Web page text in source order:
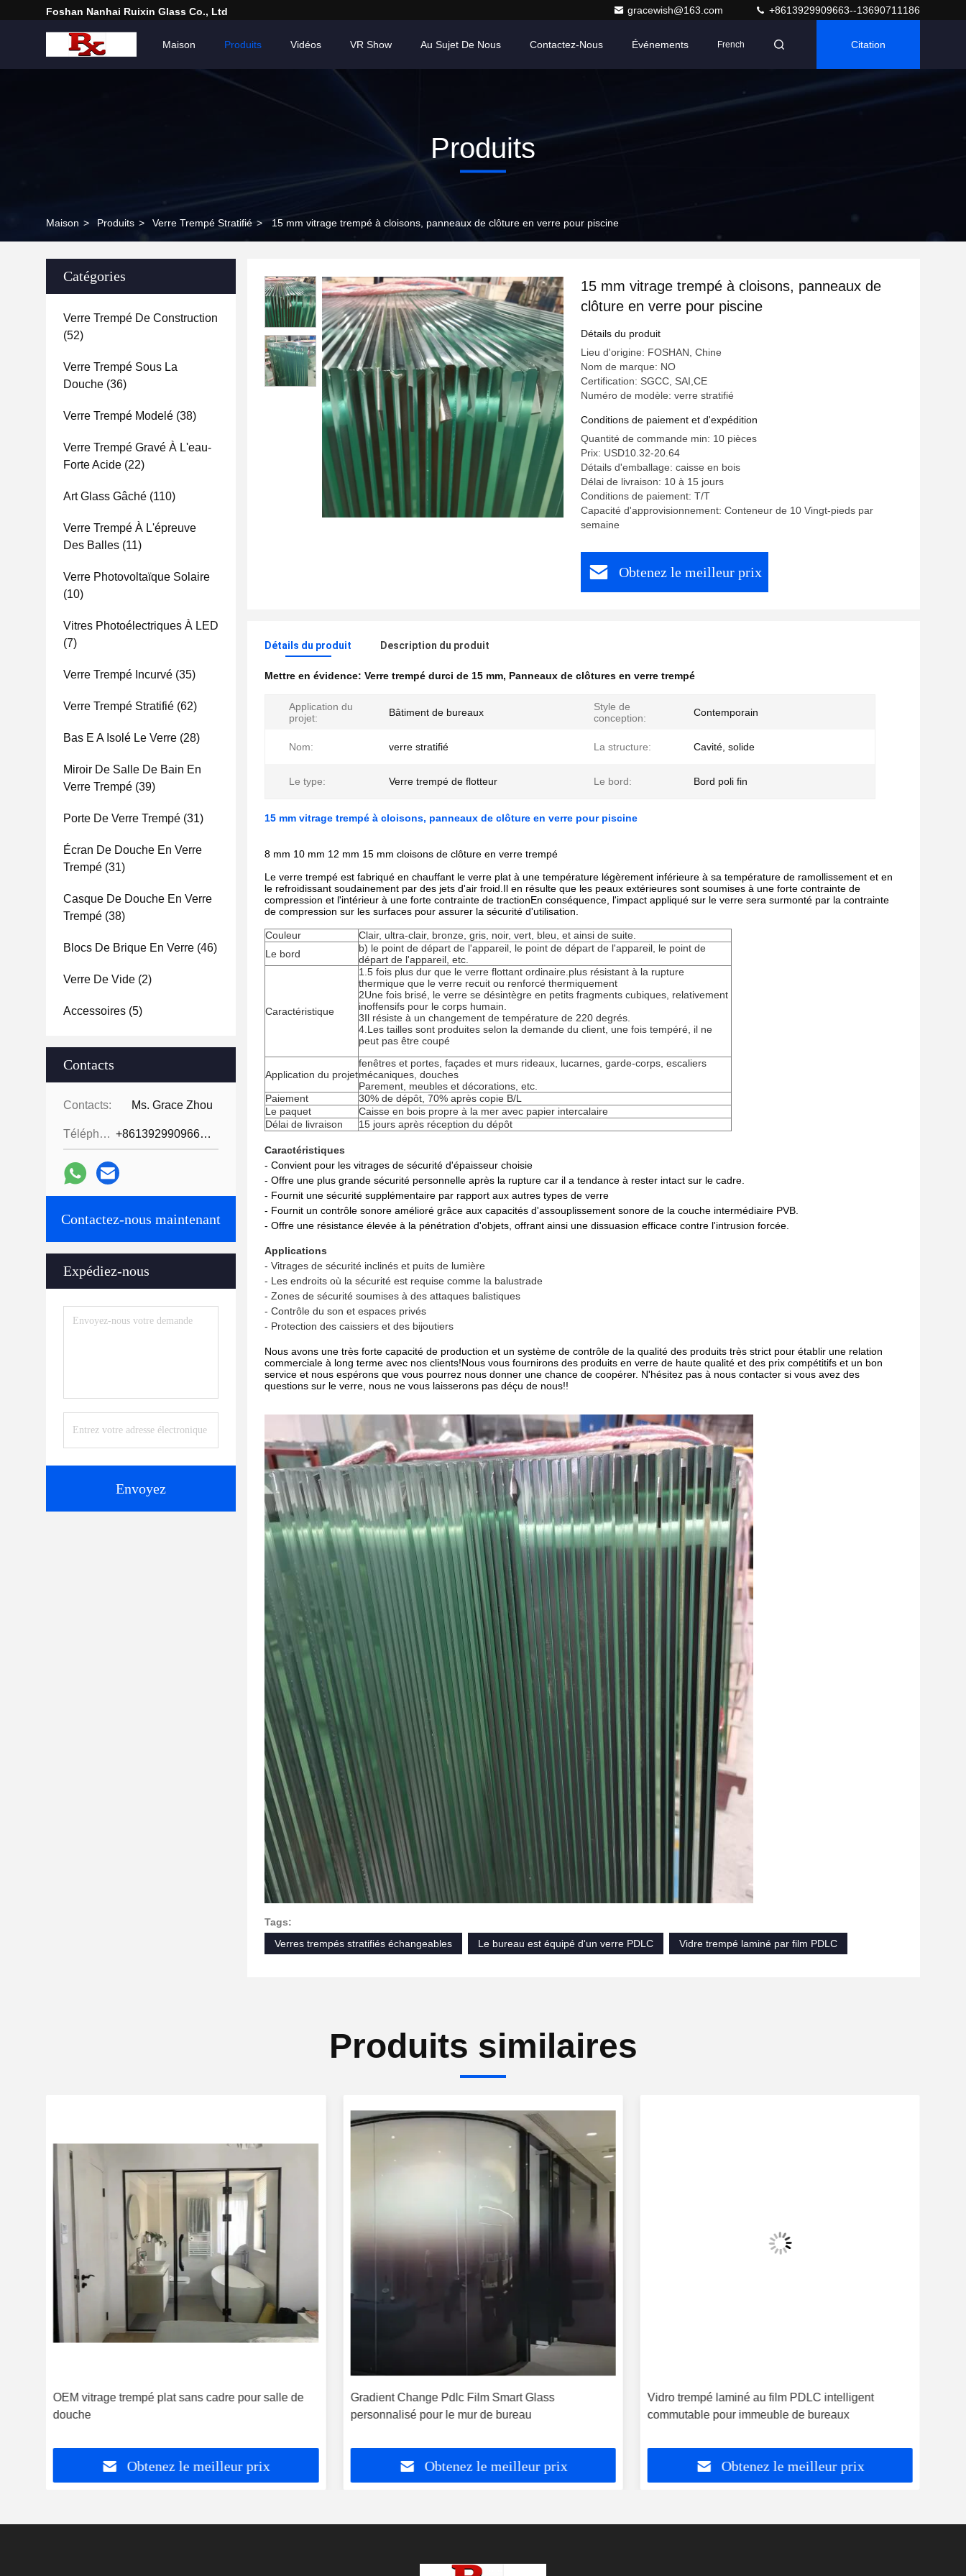
Foshan Nanhai Ruixin Glass Co., Ltd gracewish@163.com +8613929909663--13690711186
Maison Produits Vidéos VR Show Au Sujet De Nous Contactez-Nous Événements French Citation
Produits
Maison > Produits > Verre Trempé Stratifié > 15 mm vitrage trempé à cloisons, panneaux de clôture en verre pour piscine
Catégories
Verre Trempé De Construction
(52)
Verre Trempé Sous La
Douche (36)
Verre Trempé Modelé (38)
Verre Trempé Gravé À L'eau-
Forte Acide (22)
Art Glass Gâché (110)
Verre Trempé À L'épreuve
Des Balles (11)
Verre Photovoltaïque Solaire
(10)
Vitres Photoélectriques À LED
(7)
Verre Trempé Incurvé (35)
Verre Trempé Stratifié (62)
Bas E A Isolé Le Verre (28)
Miroir De Salle De Bain En
Verre Trempé (39)
Porte De Verre Trempé (31)
Écran De Douche En Verre
Trempé (31)
Casque De Douche En Verre
Trempé (38)
Blocs De Brique En Verre (46)
Verre De Vide (2)
Accessoires (5)
Contacts
Contacts: Ms. Grace Zhou
Téléphone: +8613929909663--13690711186
Contactez-nous maintenant
Expédiez-nous
Envoyez
15 mm vitrage trempé à cloisons, panneaux de
clôture en verre pour piscine
Détails du produit
Lieu d'origine: FOSHAN, Chine
Nom de marque: NO
Certification: SGCC, SAI,CE
Numéro de modèle: verre stratifié
Conditions de paiement et d'expédition
Quantité de commande min: 10 pièces
Prix: USD10.32-20.64
Détails d'emballage: caisse en bois
Délai de livraison: 10 à 15 jours
Conditions de paiement: T/T
Capacité d'approvisionnement: Conteneur de 10 Vingt-pieds par
semaine
Obtenez le meilleur prix
Détails du produit Description du produit
Mettre en évidence: Verre trempé durci de 15 mm, Panneaux de clôtures en verre trempé
Application du
projet:
Bâtiment de bureaux
Style de
conception:
Contemporain
Nom: verre stratifié La structure: Cavité, solide
Le type: Verre trempé de flotteur Le bord: Bord poli fin
15 mm vitrage trempé à cloisons, panneaux de clôture en verre pour piscine
8 mm 10 mm 12 mm 15 mm cloisons de clôture en verre trempé
Le verre trempé est fabriqué en chauffant le verre plat à une température légèrement inférieure à sa température de ramollissement et en
le refroidissant soudainement par des jets d'air froid.Il en résulte que les peaux extérieures sont soumises à une forte contrainte de
compression et l'intérieur à une forte contrainte de tractionEn conséquence, l'impact appliqué sur le verre sera surmonté par la contrainte
de compression sur les surfaces pour assurer la sécurité d'utilisation.
Couleur
Clair, ultra-clair, bronze, gris, noir, vert, bleu, et ainsi de suite.
Le bord
b) le point de départ de l'appareil, le point de départ de l'appareil, le point de
départ de l'appareil, etc.
Caractéristique
1.5 fois plus dur que le verre flottant ordinaire.plus résistant à la rupture
thermique que le verre recuit ou renforcé thermiquement
2Une fois brisé, le verre se désintègre en petits fragments cubiques, relativement
inoffensifs pour le corps humain.
3Il résiste à un changement de température de 220 degrés.
4.Les tailles sont produites selon la demande du client, une fois tempéré, il ne
peut pas être coupé
Application du projet
fenêtres et portes, façades et murs rideaux, lucarnes, garde-corps, escaliers
mécaniques, douches
Parement, meubles et décorations, etc.
Paiement
30% de dépôt, 70% après copie B/L
Le paquet
Caisse en bois propre à la mer avec papier intercalaire
Délai de livraison
15 jours après réception du dépôt
Caractéristiques
- Convient pour les vitrages de sécurité d'épaisseur choisie
- Offre une plus grande sécurité personnelle après la rupture car il a tendance à rester intact sur le cadre.
- Fournit une sécurité supplémentaire par rapport aux autres types de verre
- Fournit un contrôle sonore amélioré grâce aux capacités d'assouplissement sonore de la couche intermédiaire PVB.
- Offre une résistance élevée à la pénétration d'objets, offrant ainsi une dissuasion efficace contre l'intrusion forcée.
Applications
- Vitrages de sécurité inclinés et puits de lumière
- Les endroits où la sécurité est requise comme la balustrade
- Zones de sécurité soumises à des attaques balistiques
- Contrôle du son et espaces privés
- Protection des caissiers et des bijoutiers
Nous avons une très forte capacité de production et un système de contrôle de la qualité des produits très strict pour établir une relation
commerciale à long terme avec nos clients!Nous vous fournirons des produits en verre de haute qualité et des prix compétitifs et un bon
service et nous espérons que vous pourrez nous donner une chance de coopérer. N'hésitez pas à nous contacter si vous avez des
questions sur le verre, nous ne vous laisserons pas déçu de nous!!
Tags:
Verres trempés stratifiés échangeables
Le bureau est équipé d'un verre PDLC Vidre trempé laminé par film PDLC
Produits similaires
OEM vitrage trempé plat sans cadre pour salle de
douche
Obtenez le meilleur prix
Gradient Change Pdlc Film Smart Glass
personnalisé pour le mur de bureau
Obtenez le meilleur prix
Vidro trempé laminé au film PDLC intelligent
commutable pour immeuble de bureaux
Obtenez le meilleur prix